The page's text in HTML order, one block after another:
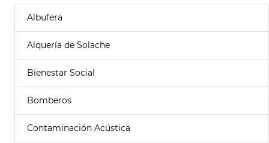
Albufera
Alquería de Solache
Bienestar Social
Bomberos
Contaminación Acústica